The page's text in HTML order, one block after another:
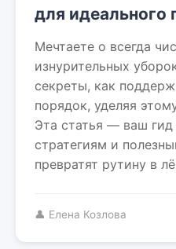
для идеального
Мечтаете о всегда
изнурительных
секреты, как
порядок, уделяя
Эта статья — ваш
стратегиям и
превратят рутину в
👤 Елена Козлова